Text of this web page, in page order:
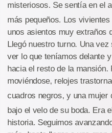
misteriosos. Se sentía en el
más pequeños. Los
unos asientos muy extraños
Llegó nuestro turno. Una
ver lo que teníamos delante
hacia el resto de la mansión.
moviéndose, relojes
cuadros negros, y una mujer
bajo el velo de su boda. Era
historia. Seguimos